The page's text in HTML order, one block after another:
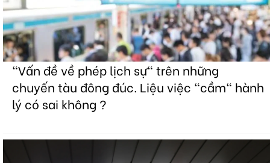
"Vấn đề về phép lịch sự" trên những
chuyến tàu đông đúc. Liệu việc "cầm" hành
lý có sai không ?